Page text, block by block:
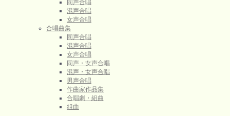
同声合唱
混声合唱
女声合唱
合唱曲集
同声合唱
混声合唱
女声合唱
同声・女声合唱
混声・女声合唱
男声合唱
作曲家作品集
合唱劇・組曲
組曲